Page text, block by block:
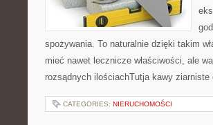
spożywania. To naturalnie dzięki takim
mieć nawet lecznicze właściwości, ale
rozsądnych ilościachTutja kawy
CATEGORIES: NIERUCHOMOŚCI